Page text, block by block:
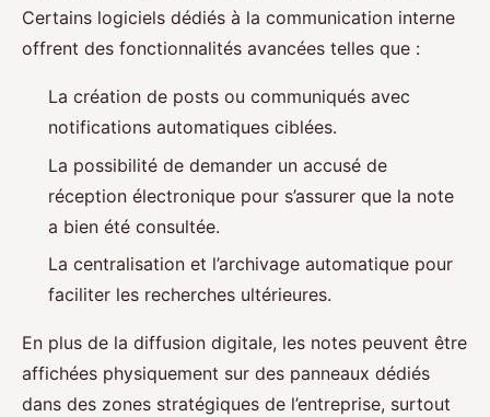
Certains logiciels dédiés à la communication interne
offrent des fonctionnalités avancées telles que :
La création de posts ou communiqués avec
notifications automatiques ciblées.
La possibilité de demander un accusé de
réception électronique pour s’assurer que la note
a bien été consultée.
La centralisation et l’archivage automatique pour
faciliter les recherches ultérieures.
En plus de la diffusion digitale, les notes peuvent être
affichées physiquement sur des panneaux dédiés
dans des zones stratégiques de l’entreprise, surtout